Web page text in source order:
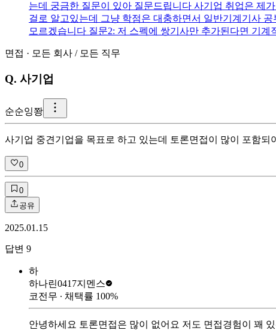
는데 궁금한 질문이 있아 질문드립니다 사기업 취업은 제
걸로 알고있는데 그냥 학점은 대충하면서 일반기계기사
모르겠습니다 질문2: 저 스펙에 쌍기사만 추가된다면 기
면접 · 모든 회사 / 모든 직무
Q. 사기업
순순잉쫭
사기업 중견기업을 목표로 하고 있는데 토론면접이 많이 포함
0
0
공유
2025.01.15
답변 9
하
하나린0417지멘스
코전무 ∙ 채택률 100%
안녕하세요 토론면접은 많이 없어요 저도 면접경험이 꽤